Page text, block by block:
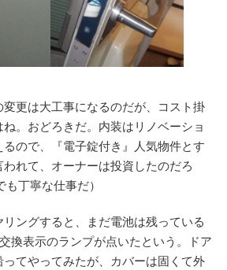
変更は大工事になるのだが、コスト掛
。おどろきだ。内装はリノベーショ
るので、『電子錠付き』人気物件とす
れて、オーナーは投資したのだろ
丁寧な仕事だ）
ングすると、まだ電池は残っている
換表示のランプが点いたという。ドア
てやってみたが、カバーは固くて外